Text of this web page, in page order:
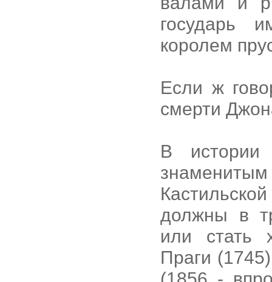
государь
королем
Если ж
смерти
В истории
должны в
или стать
Праги